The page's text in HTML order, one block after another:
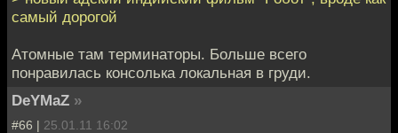
самый дорогой
Атомные там терминаторы. Больше всего
понравилась консолька локальная в груди.
DeYMaZ »
#66 | 25.01.11 16:02